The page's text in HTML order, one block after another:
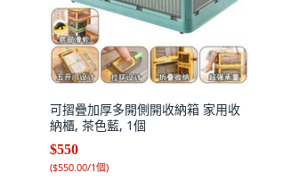
可摺疊加厚多開側開收納箱 家用收
納櫃, 茶色藍, 1個
$550
($550.00/1個)